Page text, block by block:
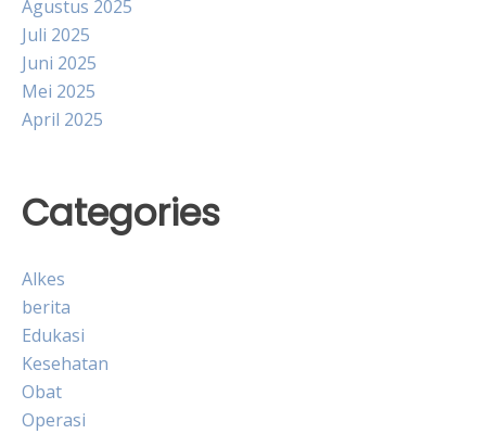
Agustus 2025
Juli 2025
Juni 2025
Mei 2025
April 2025
Categories
Alkes
berita
Edukasi
Kesehatan
Obat
Operasi